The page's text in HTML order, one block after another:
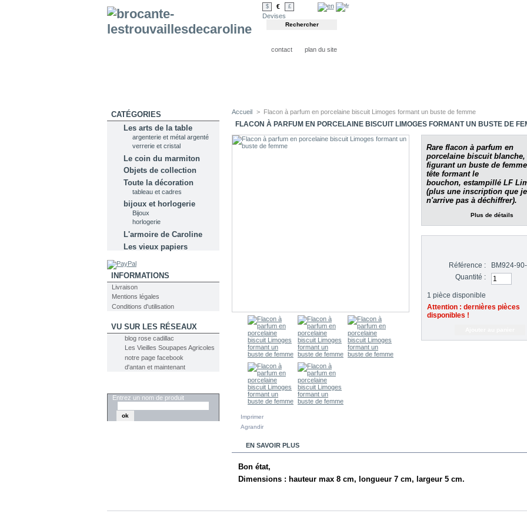
$ € £
Devises
contact plan du site
CATÉGORIES
Les arts de la table
argenterie et métal argenté
verrerie et cristal
Le coin du marmiton
Objets de collection
Toute la décoration
tableau et cadres
bijoux et horlogerie
Bijoux
horlogerie
L'armoire de Caroline
Les vieux papiers
INFORMATIONS
Livraison
Mentions légales
Conditions d'utilisation
VU SUR LES RÉSEAUX
blog rose cadillac
Les Vieilles Soupapes Agricoles
notre page facebook
d'antan et maintenant
Entrez un nom de produit
Accueil > Flacon à parfum en porcelaine biscuit Limoges formant un buste de femme
FLACON À PARFUM EN PORCELAINE BISCUIT LIMOGES FORMANT UN BUSTE DE
Imprimer
Agrandir
Rare flacon à parfum en
porcelaine biscuit blanche,
figurant un buste de
tête formant le
bouchon, estampillé LF
(plus une inscription que je
n'arrive pas à déchiffrer).
Plus de détails
Référence :
BM924-
Quantité :
1 pièce disponible
Attention : dernières pièces
disponibles !
EN SAVOIR PLUS
Bon état,
Dimensions : hauteur max 8 cm, longueur 7 cm, largeur 5 cm.